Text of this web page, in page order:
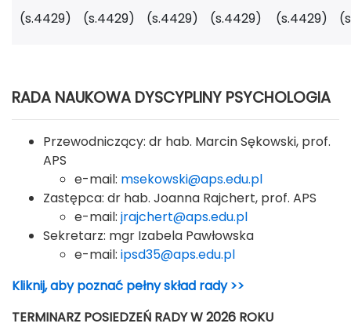
(s.4429)
(s.4429)
(s.4429)
(s.4429)
(s.4429)
RADA NAUKOWA DYSCYPLINY PSYCHOLOGIA
Przewodniczący: dr hab. Marcin Sękowski, prof.
APS
e-mail: msekowski@aps.edu.pl
Zastępca: dr hab. Joanna Rajchert, prof. APS
e-mail: jrajchert@aps.edu.pl
Sekretarz: mgr Izabela Pawłowska
e-mail: ipsd35@aps.edu.pl
Kliknij, aby poznać pełny skład rady >>
TERMINARZ POSIEDZEŃ RADYW 2026 ROKU